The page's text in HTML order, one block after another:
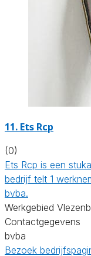
11. Ets Rcp
(0)
Ets Rcp is een
bedrijf telt 1
bvba.
Werkgebied
Contactgegevens
bvba
Bezoek